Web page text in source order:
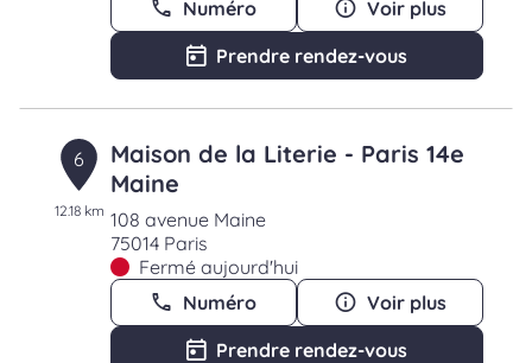
Numéro
Voir plus
Prendre rendez-vous
6
12.18 km
Maison de la Literie - Paris 14e
Maine
108 avenue Maine
75014 Paris
Fermé aujourd'hui
Numéro
Voir plus
Prendre rendez-vous